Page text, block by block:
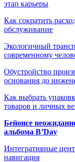
этап карьеры
Как сократить
обслуживание
Экологичный
современному
Обустройство
основания до
Как выбрать
товаров и личных
Бейонсе
альбома B’Day
Интегративные
навигация